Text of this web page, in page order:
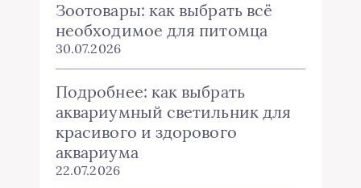
Зоотовары: как выбрать всё
необходимое для питомца
30.07.2026
Подробнее: как выбрать
аквариумный светильник для
красивого и здорового
аквариума
22.07.2026